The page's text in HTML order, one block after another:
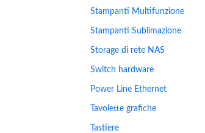
Stampanti Multifunzione
Stampanti Sublimazione
Storage di rete NAS
Switch hardware
Power Line Ethernet
Tavolette grafiche
Tastiere